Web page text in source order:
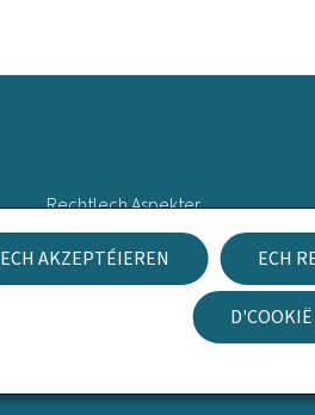
ECH AKZEPTÉIEREN ECH
Rechtlech Aspekter
Accessibilitéitserklärung
Gestioun vu Cookien